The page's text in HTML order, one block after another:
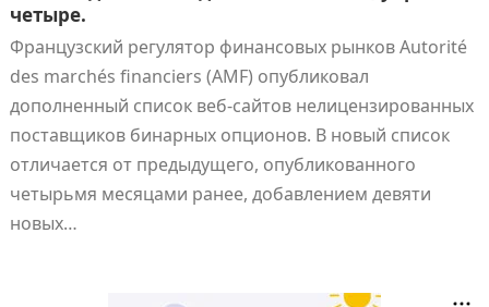
четыре.
Французский регулятор финансовых рынков Autorité
des marchés financiers (AMF) опубликовал
дополненный список веб-сайтов нелицензированных
поставщиков бинарных опционов. В новый список
отличается от предыдущего, опубликованного
четырьмя месяцами ранее, добавлением девяти
новых…